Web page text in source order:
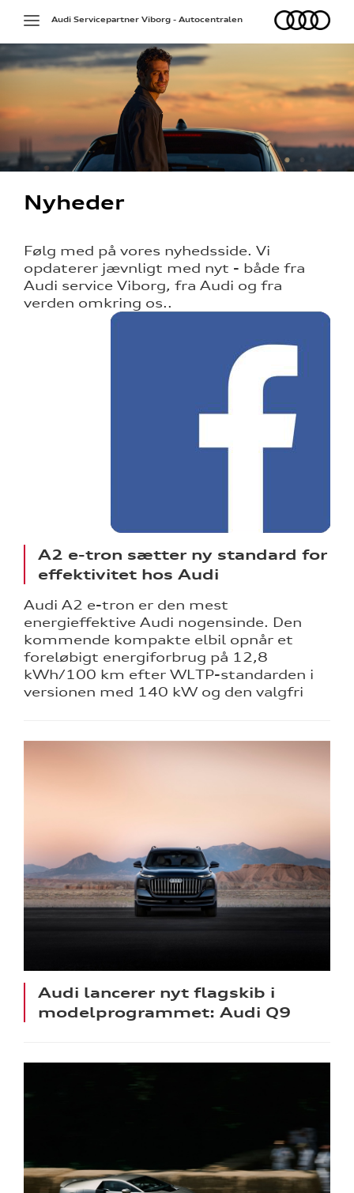
Toggle
navigation
Audi
Audi Servicepartner Viborg - Autocentralen
Nyheder
Følg med på vores nyhedsside. Vi
opdaterer jævnligt med nyt - både fra
Audi service Viborg, fra Audi og fra
verden omkring os..
A2 e-tron sætter ny standard for
effektivitet hos Audi
Audi A2 e-tron er den mest
energieffektive Audi nogensinde. Den
kommende kompakte elbil opnår et
foreløbigt energiforbrug på 12,8
kWh/100 km efter WLTP-standarden i
versionen med 140 kW og den valgfri
Audi lancerer nyt flagskib i
modelprogrammet: Audi Q9